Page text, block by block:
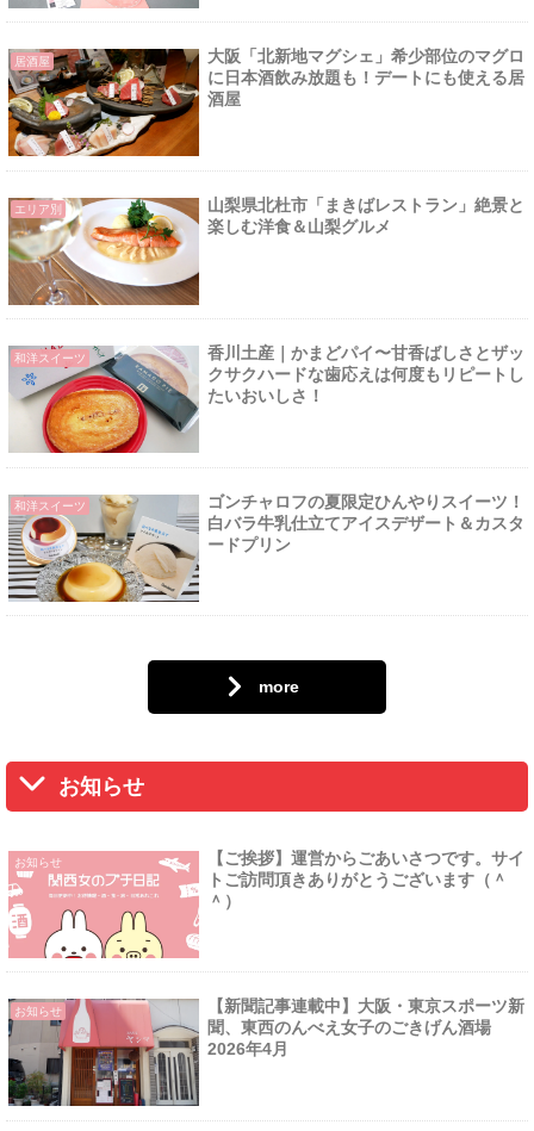
居酒屋
大阪「北新地マグシェ」希少部位のマグロ
に日本酒飲み放題も！デートにも使える居
酒屋
エリア別
山梨県北杜市「まきばレストラン」絶景と
楽しむ洋食＆山梨グルメ
和洋スイーツ
香川土産｜かまどパイ〜甘香ばしさとザッ
クサクハードな歯応えは何度もリピートし
たいおいしさ！
和洋スイーツ
ゴンチャロフの夏限定ひんやりスイーツ！
白バラ牛乳仕立てアイスデザート＆カスタ
ードプリン
more
お知らせ
お知らせ
【ご挨拶】運営からごあいさつです。サイ
トご訪問頂きありがとうございます（＾
＾）
お知らせ
【新聞記事連載中】大阪・東京スポーツ新
聞、東西のんべえ女子のごきげん酒場
2026年4月